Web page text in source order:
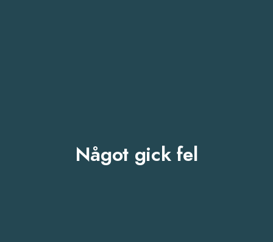
Något gick fel